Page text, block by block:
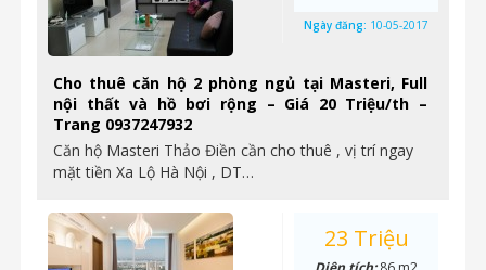
Cho thuê căn hộ 2 phòng ngủ tại Masteri, Full
nội thất và hồ bơi rộng – Giá 20 Triệu/th –
Trang 0937247932
Căn hộ Masteri Thảo Điền cần cho thuê , vị trí ngay
mặt tiền Xa Lộ Hà Nội , DT…
Ngày đăng: 10-05-2017
23 Triệu